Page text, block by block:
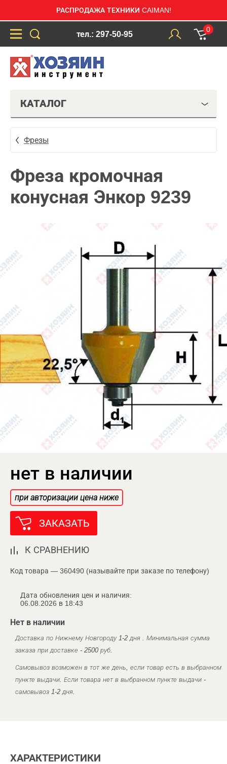
РАСПРОДАЖА ТЕХНИКИ CAIMAN!
тел.: 297-50-95
0
КАТАЛОГ
Фрезы
Фреза кромочная
конусная Энкор 9239
нет в наличии
при авторизации цена ниже
ЗАКАЗАТЬ
К СРАВНЕНИЮ
Код товара — 360490 (называйте при заказе по телефону)
Дата обновления цен и наличия:
06.08.2026 в 18:43
Нет в наличии
Доставка по Нижнему Новгороду 1-2 дня . Минимальная сумма
заказа при доставке - 2500 руб.
Самовывоз возможен в тот же день, если товар есть в выбранном
пункте выдачи. Если товара нет в выбранном пункте выдачи -
самовывоз 1-2 дня.
ХАРАКТЕРИСТИКИ